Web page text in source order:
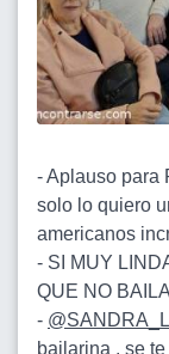
- Aplauso para
solo lo quiero
americanos
- SI MUY
QUE NO
-
bailarina , se